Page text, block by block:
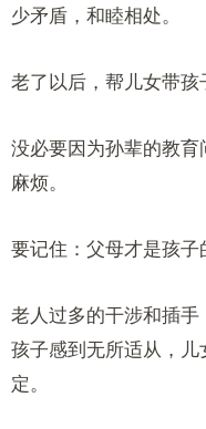
少矛盾，和睦相处。
老了以后，帮儿女带孩
没必要因为孙辈的教
麻烦。
要记住：父母才是孩子
老人过多的干涉和插手
孩子感到无所适从，
定。